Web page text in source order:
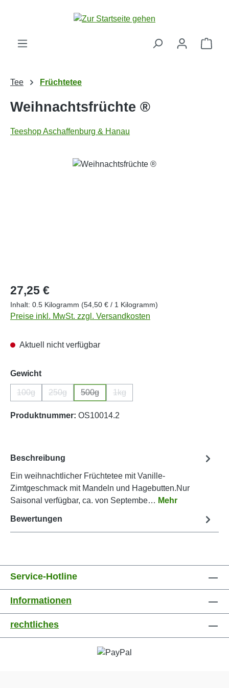
Zum Hauptinhalt springen
Tee Früchtetee
Weihnachtsfrüchte ®
Teeshop Aschaffenburg & Hanau
Bildergalerie überspringen
Regulärer Preis:
27,25 €
Inhalt: 0.5 Kilogramm (54,50 € / 1 Kilogramm)
Preise inkl. MwSt. zzgl. Versandkosten
Aktuell nicht verfügbar
Gewichtauswählen
100g
(Diese Option ist zurzeit nicht verfügbar.)
250g
(Diese Option ist zurzeit nicht verfügbar.)
500g
(Diese Option ist zurzeit nicht verfügbar.)
1kg
(Diese Option ist zurzeit nicht
Produktnummer: OS10014.2
Beschreibung
Ein weihnachtlicher Früchtetee mit Vanille-
Zimtgeschmack mit Mandeln und Hagebutten.Nur
Saisonal verfügbar, ca. von Septembe… Mehr
Bewertungen
Service-Hotline
Informationen
rechtliches